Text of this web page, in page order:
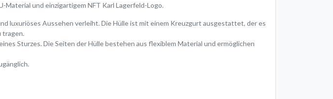
Material und einzigartigem NFT Karl Lagerfeld-Logo.
luxuriöses Aussehen verleiht. Die Hülle ist mit einem Kreuzgurt ausgestattet, der es
tragen.
Sturzes. Die Seiten der Hülle bestehen aus flexiblem Material und ermöglichen